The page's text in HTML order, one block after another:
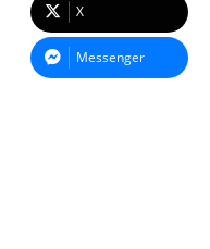
a
X
Messenger